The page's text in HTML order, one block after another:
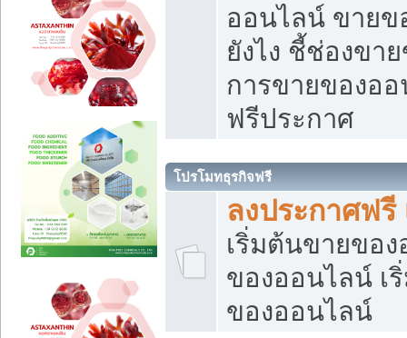
ออนไลน์ ขายข
ยังไง ชี้ช่องขา
การขายของออ
ฟรีประกาศ
โปรโมทธุรกิจฟรี
ลงประกาศฟรี
เริ่มต้นขายขอ
ของออนไลน์ เ
ของออนไลน์